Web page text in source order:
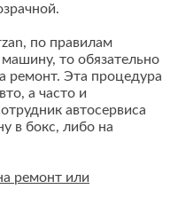
по правилам
машину, то обязательно
ремонт. Эта процедура
а часто и
автосервиса
в бокс, либо на
ремонт или